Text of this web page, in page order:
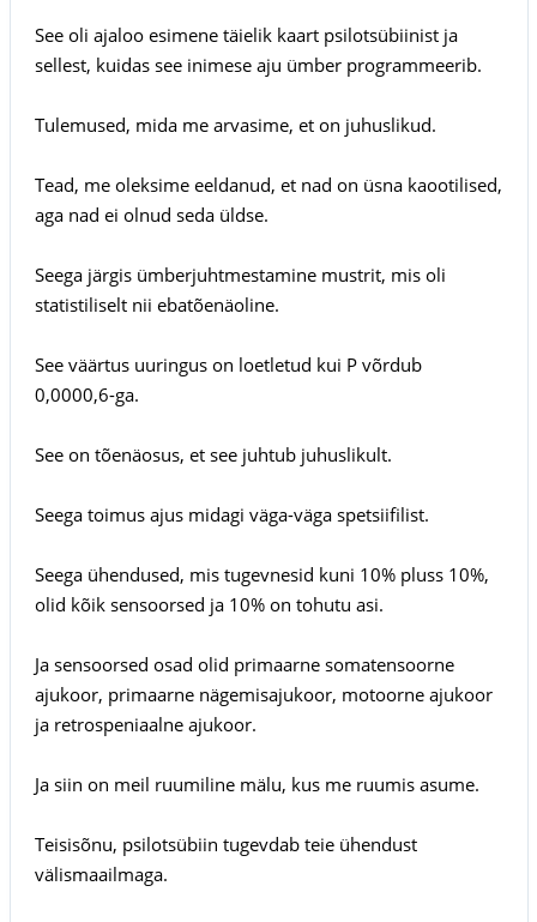
See oli ajaloo esimene täielik kaart psilotsübiinist ja
sellest, kuidas see inimese aju ümber programmeerib.
Tulemused, mida me arvasime, et on juhuslikud.
Tead, me oleksime eeldanud, et nad on üsna kaootilised,
aga nad ei olnud seda üldse.
Seega järgis ümberjuhtmestamine mustrit, mis oli
statistiliselt nii ebatõenäoline.
See väärtus uuringus on loetletud kui P võrdub
0,0000,6-ga.
See on tõenäosus, et see juhtub juhuslikult.
Seega toimus ajus midagi väga-väga spetsiifilist.
Seega ühendused, mis tugevnesid kuni 10% pluss 10%,
olid kõik sensoorsed ja 10% on tohutu asi.
Ja sensoorsed osad olid primaarne somatensoorne
ajukoor, primaarne nägemisajukoor, motoorne ajukoor
ja retrospeniaalne ajukoor.
Ja siin on meil ruumiline mälu, kus me ruumis asume.
Teisisõnu, psilotsübiin tugevdab teie ühendust
välismaailmaga.